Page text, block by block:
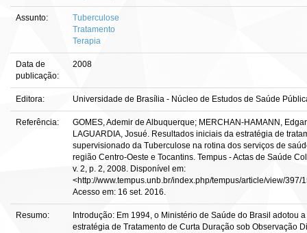
Assunto:
Tuberculose
Tratamento
Terapia
Data de
publicação:
2008
Editora: Universidade de Brasília - Núcleo de Estudos de Saúde
Referência:
GOMES, Ademir de Albuquerque; MERCHAN-HAMANN,
LAGUARDIA, Josué. Resultados iniciais da estratégia de
supervisionado da Tuberculose na rotina dos serviços de
região Centro-Oeste e Tocantins. Tempus - Actas de Saúde
v. 2, p. 2, 2008. Disponível em:
<http://www.tempus.unb.br/index.php/tempus/article/view/397/
Acesso em: 16 set. 2016.
Resumo:
Introdução: Em 1994, o Ministério de Saúde do Brasil adotou a
estratégia de Tratamento de Curta Duração sob Observação